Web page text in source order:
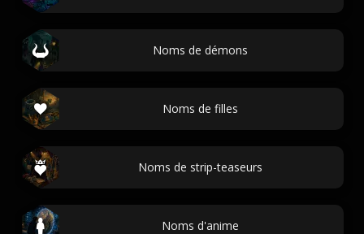
Noms de démons
Noms de filles
Noms de strip-teaseurs
Noms d'anime